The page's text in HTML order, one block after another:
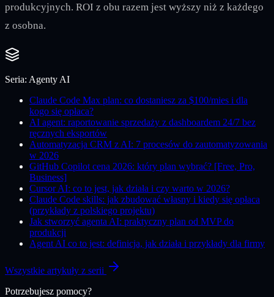
produkcyjnych. ROI z obu razem jest wyższy niż z każdego
z osobna.
Seria: Agenty AI
Claude Code Max plan: co dostaniesz za $100/mies i dla
kogo się opłaca?
AI agent: raportowanie sprzedaży z dashboardem 24/7 bez
ręcznych eksportów
Automatyzacja CRM z AI: 7 procesów do zautomatyzowania
w 2026
GitHub Copilot cena 2026: który plan wybrać? [Free, Pro,
Business]
Cursor AI: co to jest, jak działa i czy warto w 2026?
Claude Code skills: jak zbudować własny i kiedy się opłaca
(przykłady z polskiego projektu)
Jak stworzyć agenta AI: praktyczny plan od MVP do
produkcji
Agent AI co to jest: definicja, jak działa i przykłady dla firmy
Wszystkie artykuły z serii
Potrzebujesz pomocy?